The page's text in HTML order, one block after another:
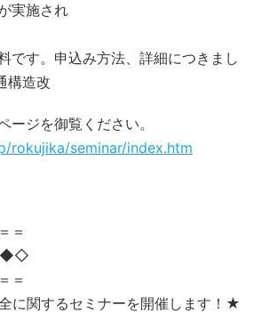
実施され
です。申込み方法、詳細につきまし
構造改
ージを御覧ください。
rokujika/seminar/index.htm
＝
◆◇
＝
に関するセミナーを開催します！★